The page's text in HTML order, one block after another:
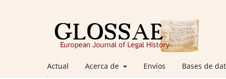
Actual Acerca de Envíos Bases de